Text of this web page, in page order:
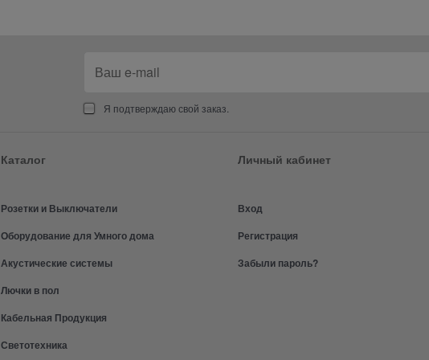
Я подтверждаю свой заказ.
Каталог
Розетки и Выключатели
Оборудование для Умного дома
Акустические системы
Лючки в пол
Кабельная Продукция
Светотехника
Личный кабинет
Вход
Регистрация
Забыли пароль?